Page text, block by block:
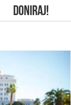
DONIRAJ!